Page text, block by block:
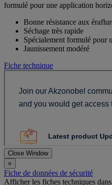
formulé pour une application
Bonne résistance aux
Séchage très rapide
Spécialement formulé pour
Jaunissement modéré
Fiche technique
Close Window
×
Fiche de données de sécurité
Afficher les fiches techniques